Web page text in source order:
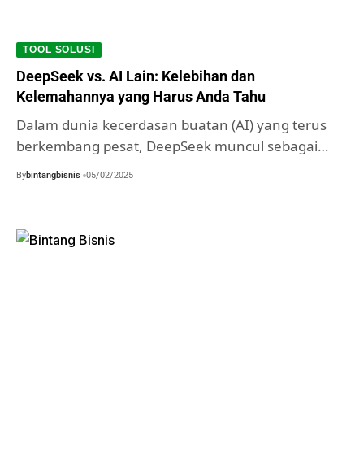
TOOL SOLUSI
DeepSeek vs. AI Lain: Kelebihan dan
Kelemahannya yang Harus Anda Tahu
Dalam dunia kecerdasan buatan (AI) yang terus
berkembang pesat, DeepSeek muncul sebagai…
Bybintangbisnis 05/02/2025